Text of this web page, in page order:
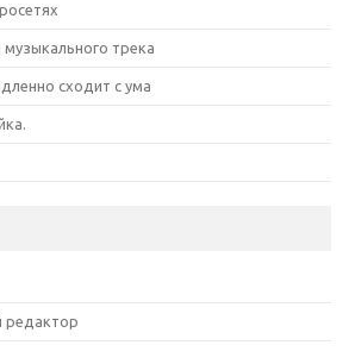
трека
сходит с ума
редактор